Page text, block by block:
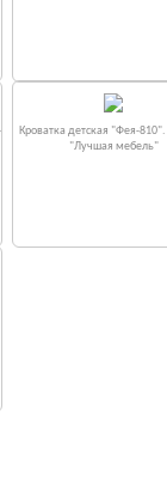
Кроватка детская "Фея-
"Лучшая мебель"